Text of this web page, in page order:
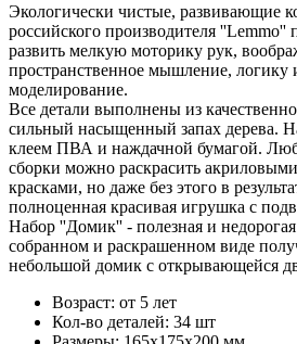
Экологически чистые, развивающие
российского производителя
развить мелкую моторику рук,
пространственное мышление, логику
моделирование.
Все детали выполнены из
сильный насыщенный запах дерева.
клеем ПВА и наждачной бумагой.
сборки можно раскрасить
красками, но даже без этого в
полноценная красивая игрушка с
Набор ''Домик'' - полезная и
собранном и раскрашенном виде
небольшой домик с открывающейся
Возраст: от 5 лет
Кол-во деталей: 34 шт